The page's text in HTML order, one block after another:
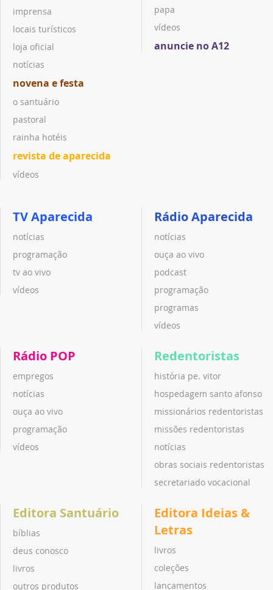
imprensa
locais turísticos
loja oficial
notícias
novena e festa
o santuário
pastoral
rainha hotéis
revista de aparecida
vídeos
papa
vídeos
anuncie no A12
TV Aparecida
notícias
programação
tv ao vivo
vídeos
Rádio Aparecida
notícias
ouça ao vivo
podcast
programação
programas
vídeos
Rádio POP
empregos
notícias
ouça ao vivo
programação
vídeos
Redentoristas
história pe. vitor
hospedagem santo afonso
missionários redentoristas
missões redentoristas
notícias
obras sociais redentoristas
secretariado vocacional
Editora Santuário
bíblias
deus conosco
livros
outros produtos
Editora Ideias &
Letras
livros
coleções
lançamentos